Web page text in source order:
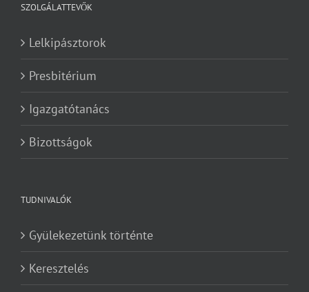
SZOLGÁLATTEVŐK
Lelkipásztorok
Presbitérium
Igazgatótanács
Bizottságok
TUDNIVALÓK
Gyülekezetünk történte
Keresztelés